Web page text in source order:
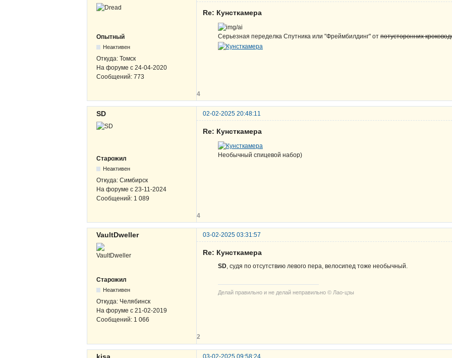
Опытный
Неактивен
Откуда: Томск
На форуме с 24-04-2020
Сообщений: 773
Re: Кунсткамера
Серьезная переделка Спутника или "Фреймбилдинг" от потусторонних
4
SD 02-02-2025 20:48:11
Старожил
Неактивен
Откуда: Симбирск
На форуме с 23-11-2024
Сообщений: 1 089
Re: Кунсткамера
Необычный спицевой набор)
4
VaultDweller 03-02-2025 03:31:57
Старожил
Неактивен
Откуда: Челябинск
На форуме с 21-02-2019
Сообщений: 1 066
Re: Кунсткамера
SD, судя по отсутствию левого пера, велосипед тоже необычный.
Делай правильно и не делай неправильно © Лао-цзы
2
kisa 03-02-2025 09:58:24